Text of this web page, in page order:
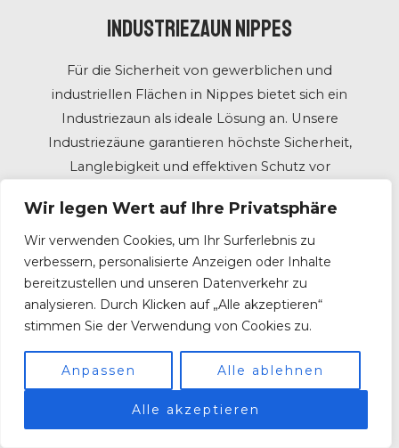
Wir legen Wert auf Ihre Privatsphäre
Wir verwenden Cookies, um Ihr Surferlebnis zu
verbessern, personalisierte Anzeigen oder Inhalte
bereitzustellen und unseren Datenverkehr zu
analysieren. Durch Klicken auf „Alle akzeptieren“
stimmen Sie der Verwendung von Cookies zu.
Anpassen Alle ablehnen
Alle akzeptieren
Industriezaun Nippes
Für die Sicherheit von gewerblichen und
industriellen Flächen in Nippes bietet sich ein
Industriezaun als ideale Lösung an. Unsere
Industriezäune garantieren höchste Sicherheit,
Langlebigkeit und effektiven Schutz vor
Aufgrund unserer umfangreichen Erfahrung im
Industriezaunbau entwerfen und verwirklichen wir
individuelle Lösungen, um sämtlichen
Anforderungen zu entsprechen. Egal, ob Sie Ihr
Firmengelände, eine Produktionsstätte oder